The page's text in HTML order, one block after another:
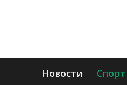
Новости Спорт